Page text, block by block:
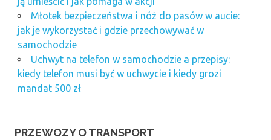
Młotek bezpieczeństwa i nóż do pasów w aucie:
jak je wykorzystać i gdzie przechowywać w
samochodzie
Uchwyt na telefon w samochodzie a przepisy:
kiedy telefon musi być w uchwycie i kiedy grozi
mandat 500 zł
PRZEWOZY O TRANSPORT